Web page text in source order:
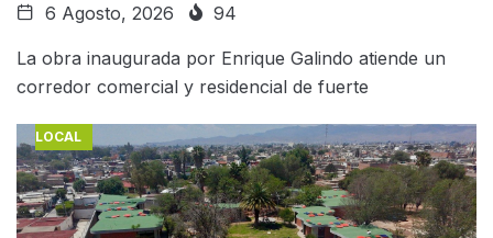
6 Agosto, 2026 94
La obra inaugurada por Enrique Galindo atiende un
corredor comercial y residencial de fuerte
LOCAL